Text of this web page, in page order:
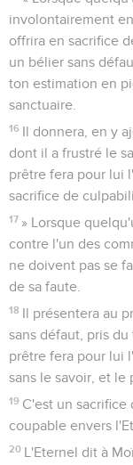
involontairement
offrira en sacrifice
un bélier sans
ton estimation en
sanctuaire.
16 Il donnera, en y
dont il a frustré le
prêtre fera pour lui
sacrifice de
17 » Lorsque
contre l'un des
ne doivent pas se
de sa faute.
18 Il présentera au
sans défaut, pris
prêtre fera pour lui
sans le savoir, et le
19 C'est un
coupable envers
20 L'Eternel dit à